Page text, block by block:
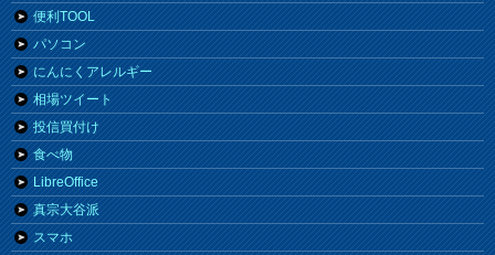
便利TOOL
パソコン
にんにくアレルギー
相場ツイート
投信買付け
食べ物
LibreOffice
真宗大谷派
スマホ